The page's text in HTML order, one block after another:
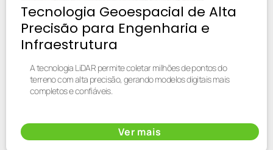
Tecnologia Geoespacial de Alta
Precisão para Engenharia e
Infraestrutura
A tecnologia LiDAR permite coletar milhões de pontos do
terreno com alta precisão, gerando modelos digitais mais
completos e confiáveis.
Ver mais